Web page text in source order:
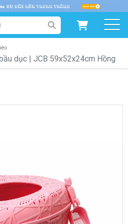
SẢN PHẨM
dục | JCB 59x52x24cm Hồng